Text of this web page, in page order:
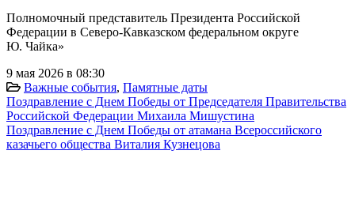
Полномочный представитель Президента Российской
Федерации в Северо-Кавказском федеральном округе
Ю. Чайка»
9 мая 2026 в 08:30
Важные события, Памятные даты
Поздравление с Днем Победы от Председателя Правительства
Российской Федерации Михаила Мишустина
Поздравление с Днем Победы от атамана Всероссийского
казачьего общества Виталия Кузнецова